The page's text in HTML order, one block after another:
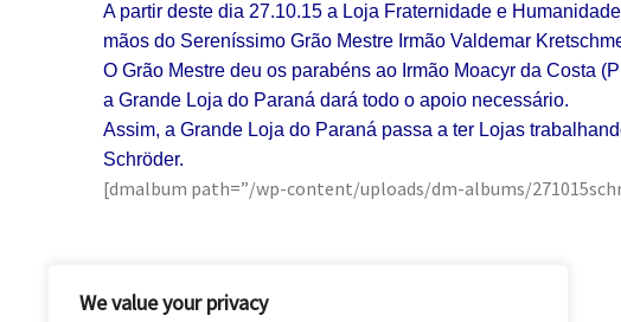
We value your privacy
A partir deste dia 27.10.15 a Loja Fraternidade e
mãos do Sereníssimo Grão Mestre Irmão Valdemar
O Grão Mestre deu os parabéns ao Irmão Moacyr da Costa
a Grande Loja do Paraná dará todo o apoio necessário.
Assim, a Grande Loja do Paraná passa a ter Lojas
Schröder.
[dmalbum path=”/wp-content/uploads/dm-albums/